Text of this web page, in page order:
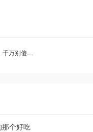
白嫖改签机票！
个好吃